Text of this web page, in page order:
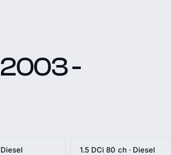
2003 -
1.5 DCi 80 ch · Diesel